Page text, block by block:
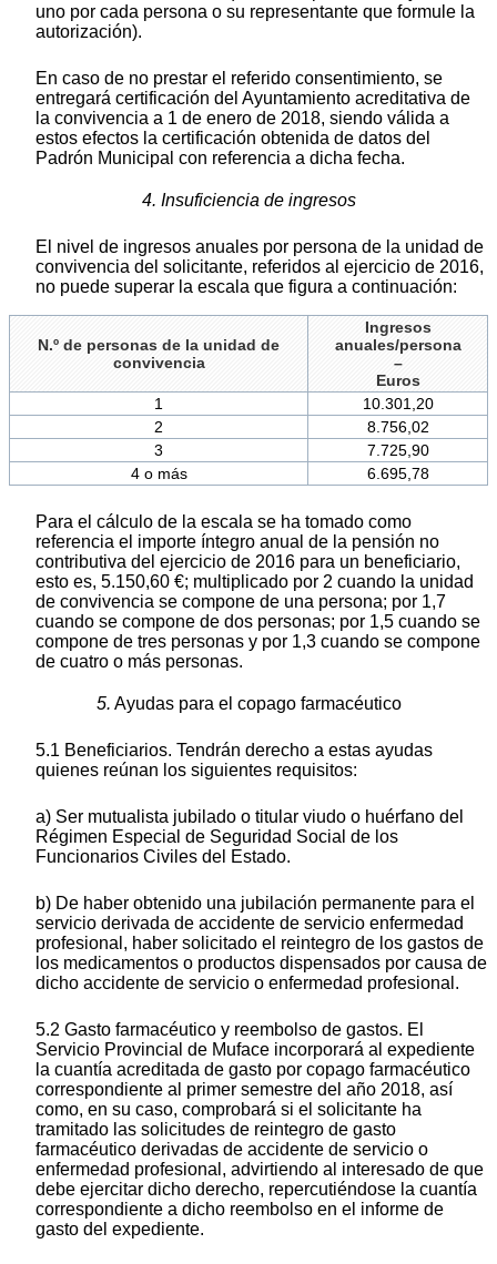
uno por cada persona o su representante que formule la
autorización).
En caso de no prestar el referido consentimiento, se
entregará certificación del Ayuntamiento acreditativa de
la convivencia a 1 de enero de 2018, siendo válida a
estos efectos la certificación obtenida de datos del
Padrón Municipal con referencia a dicha fecha.
4. Insuficiencia de ingresos
El nivel de ingresos anuales por persona de la unidad de
convivencia del solicitante, referidos al ejercicio de 2016,
no puede superar la escala que figura a continuación:
N.º de personas de la unidad de
convivencia
Ingresos
anuales/persona
–
Euros
1
10.301,20
2
8.756,02
3
7.725,90
4 o más
6.695,78
Para el cálculo de la escala se ha tomado como
referencia el importe íntegro anual de la pensión no
contributiva del ejercicio de 2016 para un beneficiario,
esto es, 5.150,60 €; multiplicado por 2 cuando la unidad
de convivencia se compone de una persona; por 1,7
cuando se compone de dos personas; por 1,5 cuando se
compone de tres personas y por 1,3 cuando se compone
de cuatro o más personas.
5. Ayudas para el copago farmacéutico
5.1 Beneficiarios. Tendrán derecho a estas ayudas
quienes reúnan los siguientes requisitos:
a) Ser mutualista jubilado o titular viudo o huérfano del
Régimen Especial de Seguridad Social de los
Funcionarios Civiles del Estado.
b) De haber obtenido una jubilación permanente para el
servicio derivada de accidente de servicio enfermedad
profesional, haber solicitado el reintegro de los gastos de
los medicamentos o productos dispensados por causa de
dicho accidente de servicio o enfermedad profesional.
5.2 Gasto farmacéutico y reembolso de gastos. El
Servicio Provincial de Muface incorporará al expediente
la cuantía acreditada de gasto por copago farmacéutico
correspondiente al primer semestre del año 2018, así
como, en su caso, comprobará si el solicitante ha
tramitado las solicitudes de reintegro de gasto
farmacéutico derivadas de accidente de servicio o
enfermedad profesional, advirtiendo al interesado de que
debe ejercitar dicho derecho, repercutiéndose la cuantía
correspondiente a dicho reembolso en el informe de
gasto del expediente.